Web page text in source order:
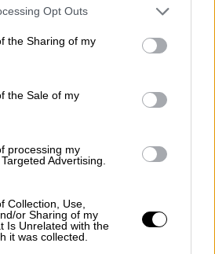
app uses one or more Google
usage behaviour. You may click to
Google and its third-party tags to
specified purposes in below Google
Opt Outs
the Sharing of my
the Sale of my
processing my
Advertising.
Collection, Use,
or Sharing of my
Is Unrelated with the
it was collected.
Σαφντί, Τζον
Πατέλ, Γουίλ Γιουν Λι,
και Τζόβαν Αντέπο
τη 13η μεγάλου
σενάριο, βασισμένο στο
Την παραγωγή
την Έμμα Τόμας, μέσω της